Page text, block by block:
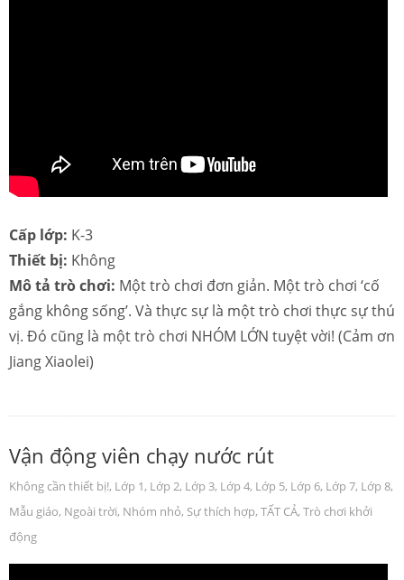
Cấp lớp: K-3
Thiết bị: Không
Mô tả trò chơi: Một trò chơi đơn giản. Một trò chơi ‘cố
gắng không sống’. Và thực sự là một trò chơi thực sự thú
vị. Đó cũng là một trò chơi NHÓM LỚN tuyệt vời! (Cảm ơn
Jiang Xiaolei)
Vận động viên chạy nước rút
Không cần thiết bị!, Lớp 1, Lớp 2, Lớp 3, Lớp 4, Lớp 5, Lớp 6, Lớp 7, Lớp 8,
Mẫu giáo, Ngoài trời, Nhóm nhỏ, Sự thích hợp, TẤT CẢ, Trò chơi khởi
động